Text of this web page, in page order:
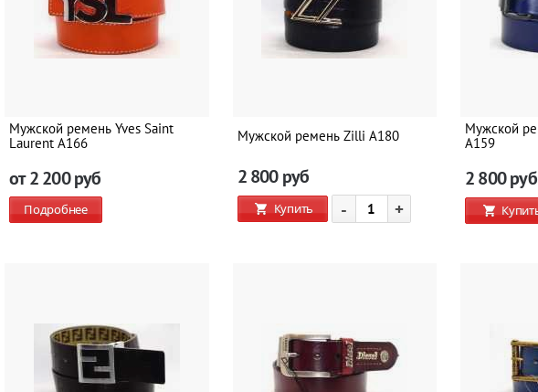
Мужской ремень Yves Saint
Laurent A166
от2 200руб
Подробнее
Мужской ремень Zilli A180
2 800 руб
Купить - +
Мужской
A159
2 800руб